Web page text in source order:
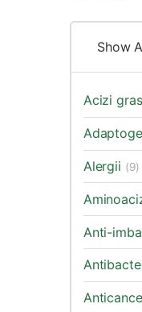
Show
Acizi
Alergii (9)
Anti-